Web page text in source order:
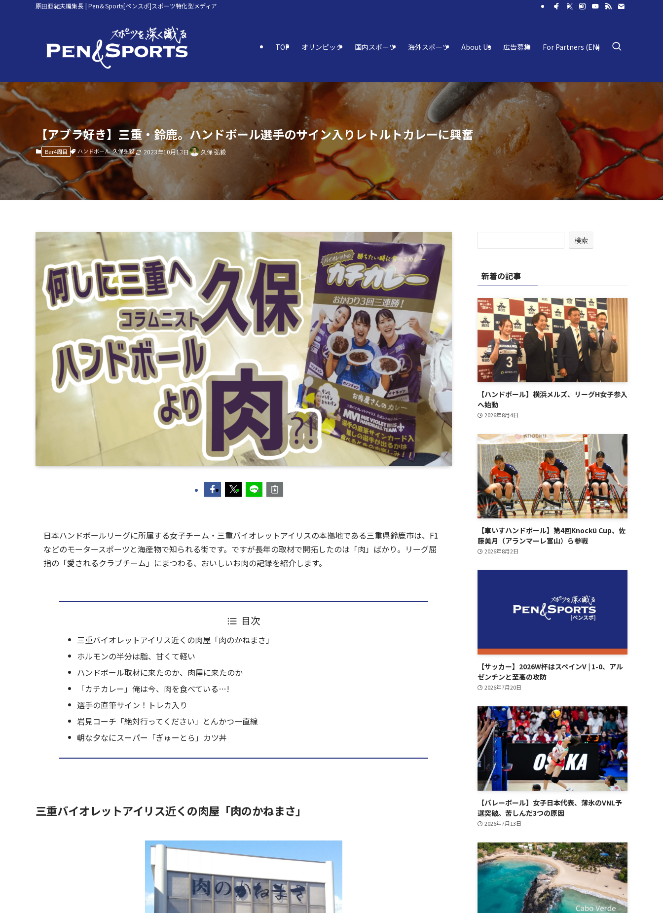
原田亜紀夫編集長 | Pen＆Sports[ペンスポ]スポーツ特化型メディア
TOP オリンピック 国内スポーツ 海外スポーツ About Us 広告募集 For Partners (EN)
【アブラ好き】三重・鈴鹿。ハンドボール選手のサイン入りレトルトカレーに興奮
Bar4周目 ハンドボール 久保弘毅 2023年10月13日 久保 弘毅
日本ハンドボールリーグに所属する女子チーム・三重バイオレットアイリスの本拠地である三重県鈴鹿市は、F1
などのモータースポーツと海産物で知られる街です。ですが長年の取材で開拓したのは「肉」ばかり。リーグ屈
指の「愛されるクラブチーム」にまつわる、おいしいお肉の記録を紹介します。
目次
三重バイオレットアイリス近くの肉屋「肉のかねまさ」
ホルモンの半分は脂、甘くて軽い
ハンドボール取材に来たのか、肉屋に来たのか
「カチカレー」俺は今、肉を食べている…!
選手の直筆サイン！トレカ入り
岩見コーチ「絶対行ってください」とんかつ一直線
朝な夕なにスーパー「ぎゅーとら」カツ丼
三重バイオレットアイリス近くの肉屋「肉のかねまさ」
検索
新着の記事
【ハンドボール】横浜メルズ、リーグH女子参入
へ始動
2026年8月4日
【車いすハンドボール】第4回Knockü Cup、佐
藤美月（アランマーレ富山）ら参戦
2026年8月2日
【サッカー】2026W杯はスペインV | 1-0、アル
ゼンチンと至高の攻防
2026年7月20日
【バレーボール】女子日本代表、薄氷のVNL予
選突破。苦しんだ3つの原因
2026年7月13日